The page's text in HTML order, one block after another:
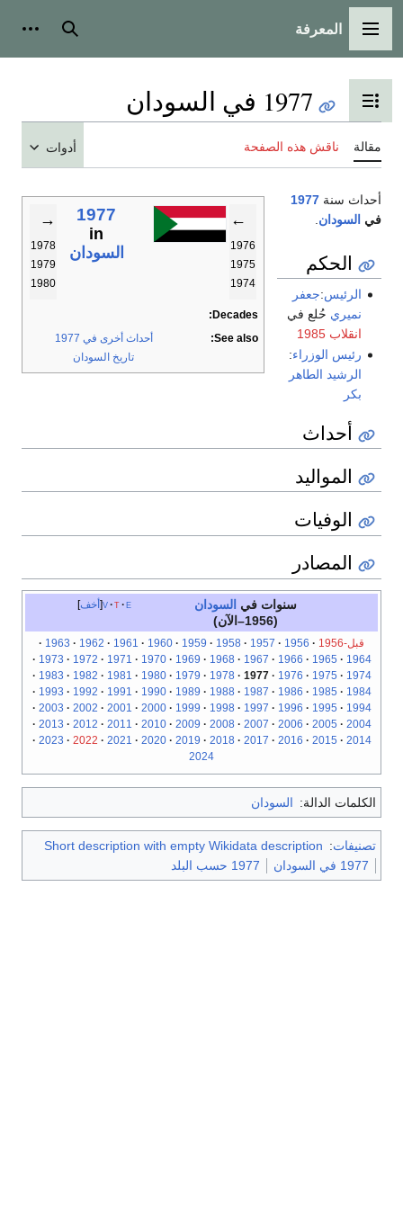
القائمة الرئيسية
المعرفة بحث
تبديل عرض جدول المحتويات
1977 في السودان
مقالة ناقش هذه الصفحة أدوات
←
1976
1975
1974
1977
in
السودان
→
1978
1979
1980
Decades:
See also:
أحداث أخرى في 1977
تاريخ السودان
أحداث سنة 1977
في السودان
الحكم
الرئيس:جعفر
نميري حُلع في
انقلاب 1985
رئيس الوزراء:
الرشيد الطاهر
بكر
أحداث
المواليد
الوفيات
المصادر
أخف v t e سنوات في السودان
(1956–الآن)
قبل-1956 1956
1957
1958
1959
1960
1961
1962
1963
1964
1965
1966
1967
1968
1969
1970
1971
1972
1973
1974
1975
1976
1977
1978
1979
1980
1981
1982
1983
1984
1985
1986
1987
1988
1989
1990
1991
1992
1993
1994
1995
1996
1997
1998
1999
2000
2001
2002
2003
2004
2005
2006
2007
2008
2009
2010
2011
2012
2013
2014
2015
2016
2017
2018
2019
2020
2021
2022
2023
2024
الكلمات الدالة: السودان
تصنيفات:
Short description with empty Wikidata description
1977 في السودان
1977 حسب البلد